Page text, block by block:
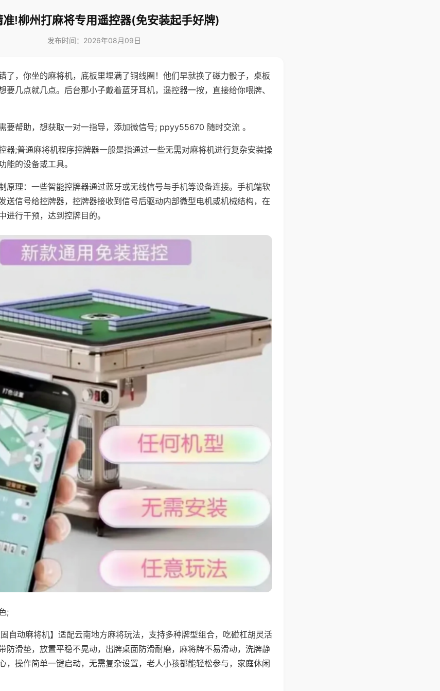
准!柳州打麻将专用遥控器(免安装起手好牌)
发布时间：2026年08月09日
了，你坐的麻将机，底板里埋满了铜线圈！他们早就换了磁力骰子，桌板
要几点就几点。后台那小子戴着蓝牙耳机，遥控器一按，直接给你喂牌、
要帮助，想获取一对一指导，添加微信号; ppyy55670 随时交流 。
器;普通麻将机程序控牌器一般是指通过一些无需对麻将机进行复杂安装操
能的设备或工具。
原理：一些智能控牌器通过蓝牙或无线信号与手机等设备连接。手机端软
送信号给控牌器，控牌器接收到信号后驱动内部微型电机或机械结构，在
进行干预，达到控牌目的。
;
固自动麻将机】适配云南地方麻将玩法，支持多种牌型组合，吃碰杠胡灵活
防滑垫，放置平稳不晃动，出牌桌面防滑耐磨，麻将牌不易滑动，洗牌静
，操作简单一键启动，无需复杂设置，老人小孩都能轻松参与，家庭休闲